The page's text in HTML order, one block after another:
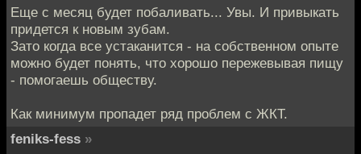
Еще с месяц будет побаливать... Увы. И привыкать
придется к новым зубам.
Зато когда все устаканится - на собственном опыте
можно будет понять, что хорошо пережевывая пищу
- помогаешь обществу.
Как минимум пропадет ряд проблем с ЖКТ.
feniks-fess »